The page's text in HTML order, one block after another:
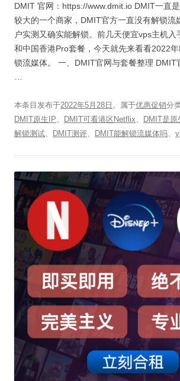
DMIT 官网：https://www.dmit.io DMIT一直
较大的一个商家，DMIT官方一直没有解锁流
户实测又确实能解锁。前几天便宜vps主机
和中国香港Pro套餐，今天就先来看看2022
锁流媒体。 一、DMIT官网与套餐整理 DMIT
本条目发布于2022年5月28日 。属于优惠促销分
DMIT原生IP
DMIT可看港区Netflix DMIT是
解锁测试
DMIT测评 DMIT能解锁流媒体吗